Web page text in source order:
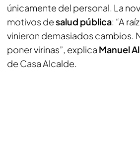
únicamente del personal. La
motivos desalud pública: “A
vinieron demasiados cambios.
poner virinas”, explica Manuel
de Casa Alcalde.